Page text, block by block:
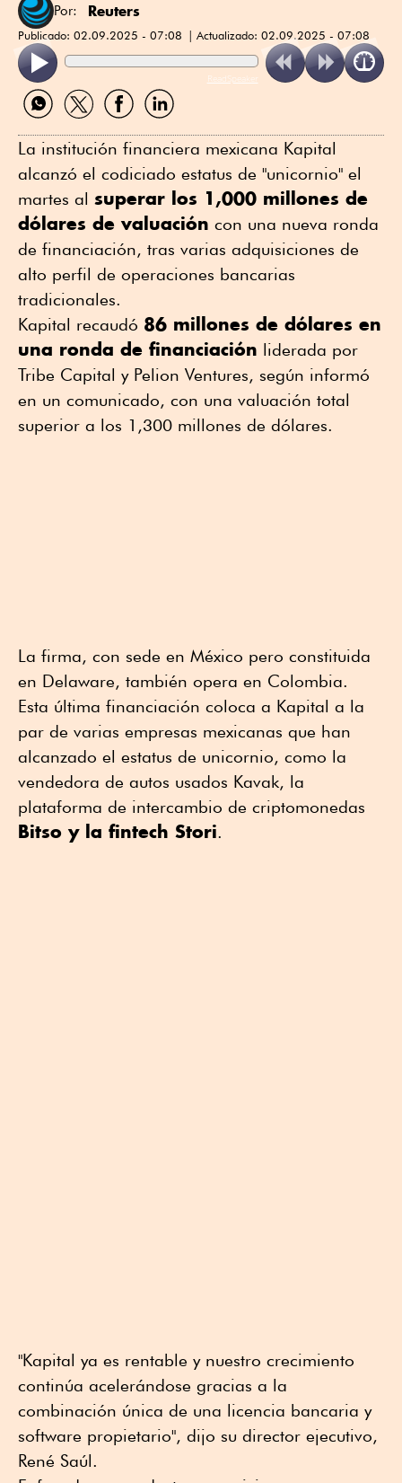
Por: Reuters
Publicado: 02.09.2025 - 07:08 Actualizado: 02.09.2025 - 07:08
ReadSpeaker
Compartir
por
Compartir
por
Compartir
por
Compartir
por
La institución financiera mexicana Kapital
alcanzó el codiciado estatus de "unicornio" el
martes al superar los 1,000 millones de
dólares de valuación con una nueva ronda
de financiación, tras varias adquisiciones de
alto perfil de operaciones bancarias
tradicionales.
Kapital recaudó 86 millones de dólares en
una ronda de financiación liderada por
Tribe Capital y Pelion Ventures, según informó
en un comunicado, con una valuación total
superior a los 1,300 millones de dólares.
La firma, con sede en México pero constituida
en Delaware, también opera en Colombia.
Esta última financiación coloca a Kapital a la
par de varias empresas mexicanas que han
alcanzado el estatus de unicornio, como la
vendedora de autos usados Kavak, la
plataforma de intercambio de criptomonedas
Bitso y la fintech Stori.
"Kapital ya es rentable y nuestro crecimiento
continúa acelerándose gracias a la
combinación única de una licencia bancaria y
software propietario", dijo su director ejecutivo,
René Saúl.